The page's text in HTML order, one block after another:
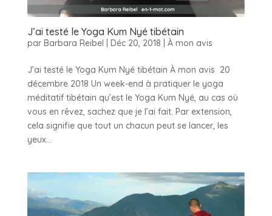
J’ai testé le Yoga Kum Nyé tibétain
par Barbara Reibel Déc 20, 2018 À mon avis
J’ai testé le Yoga Kum Nyé tibétain À mon avis 20
décembre 2018 Un week-end à pratiquer le yoga
méditatif tibétain qu’est le Yoga Kum Nyé, au cas où
vous en rêvez, sachez que je l’ai fait. Par extension,
cela signifie que tout un chacun peut se lancer, les
yeux...